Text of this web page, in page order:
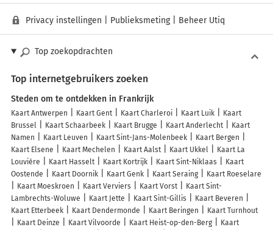
Privacy instellingen Publieksmeting| Beheer Utiq
Top zoekopdrachten
Top internetgebruikers zoeken
Steden om te ontdekken in Frankrijk
Kaart Antwerpen Kaart Gent Kaart Charleroi Kaart Luik
Kaart
Brussel
Kaart Schaarbeek Kaart Brugge Kaart Anderlecht
Kaart
Namen
Kaart Leuven Kaart Sint-Jans-Molenbeek
Kaart Bergen
Kaart Elsene
Kaart Mechelen Kaart Aalst Kaart Ukkel
Kaart La
Louvière
Kaart Hasselt Kaart Kortrijk Kaart Sint-Niklaas
Kaart
Oostende
Kaart Doornik Kaart Genk Kaart Seraing
Kaart Roeselare
Kaart Moeskroen
Kaart Verviers Kaart Vorst
Kaart Sint-
Lambrechts-Woluwe
Kaart Jette Kaart Sint-Gillis
Kaart Beveren
Kaart Etterbeek
Kaart Dendermonde Kaart Beringen
Kaart Turnhout
Kaart Deinze
Kaart Vilvoorde Kaart Heist-op-den-Berg
Kaart